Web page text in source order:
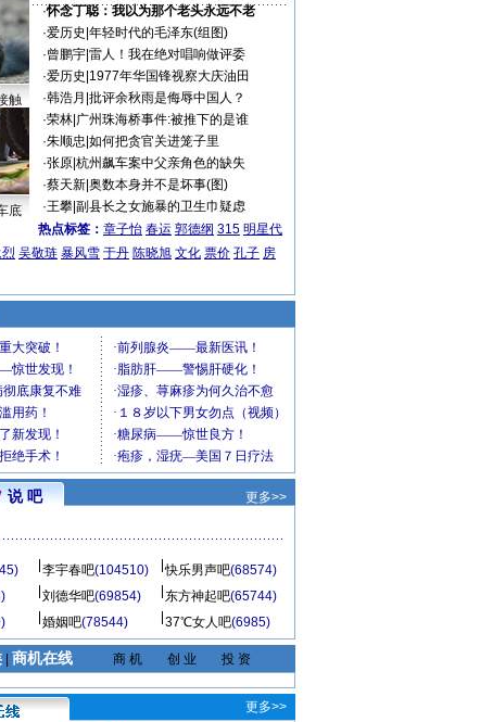
触
底
·怀念丁聪：我以为那个老头永远不老
·爱历史 年轻时代的毛泽东(组图)
·曾鹏宇| 雷人！我在绝对唱响做评委
·爱历史 1977年华国锋视察大庆油田
·韩浩月 批评余秋雨是侮辱中国人？
·荣林| 广州珠海桥事件:被推下的是谁
·朱顺忠 如何把贪官关进笼子里
·张原| 杭州飙车案中父亲角色的缺失
·蔡天新| 奥数本身并不是坏事(图)
·王攀| 副县长之女施暴的卫生巾疑虑
热点标签： 章子怡 春运 郭德纲 315 明星代
吴敬琏 暴风雪 于丹 陈晓旭 文化 票价 孔子 房
说 吧 更多>>
李宇春吧(104510) 快乐男声吧(68574)
刘德华吧(69854) 东方神起吧(65744)
婚姻吧(78544) 37℃女人吧(6985)
| 商机在线 商 机 创 业 投 资
更多>>